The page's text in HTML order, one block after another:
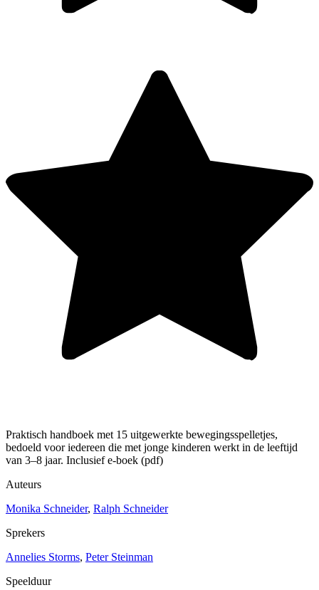
Praktisch handboek met 15 uitgewerkte bewegingsspelletjes,
bedoeld voor iedereen die met jonge kinderen werkt in de leeftijd
van 3–8 jaar. Inclusief e-boek (pdf)
Auteurs
Monika Schneider, Ralph Schneider
Sprekers
Annelies Storms, Peter Steinman
Speelduur